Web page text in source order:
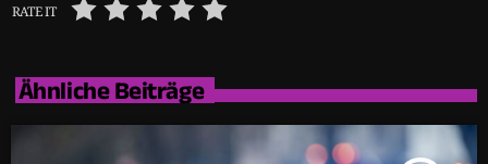
RATE IT
Ähnliche Beiträge